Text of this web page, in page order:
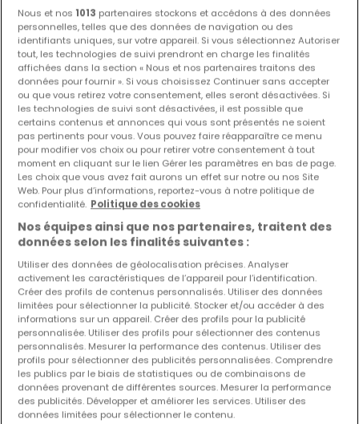
Appartement 1 chambreà louer àEsch-sur-Alzette
1 650 €
68 m² 1 1 1
EXCLUSIVITÉ ATHOME
Nous et nos 1013 partenaires stockons et accédons à des données
personnelles, telles que des données de navigation ou des
identifiants uniques, sur votre appareil. Si vous sélectionnez Autoriser
tout, les technologies de suivi prendront en charge les finalités
affichées dans la section « Nous et nos partenaires traitons des
données pour fournir ». Si vous choisissez Continuer sans accepter
ou que vous retirez votre consentement, elles seront désactivées. Si
les technologies de suivi sont désactivées, il est possible que
certains contenus et annonces qui vous sont présentés ne soient
pas pertinents pour vous. Vous pouvez faire réapparaître ce menu
pour modifier vos choix ou pour retirer votre consentement à tout
moment en cliquant sur le lien Gérer les paramètres en bas de page.
Les choix que vous avez fait aurons un effet sur notre ou nos Site
Web. Pour plus d’informations, reportez-vous à notre politique de
confidentialité. Politique des cookies
Nos équipes ainsi que nos partenaires, traitent des
données selon les finalités suivantes :
Utiliser des données de géolocalisation précises. Analyser
activement les caractéristiques de l’appareil pour l’identification.
Créer des profils de contenus personnalisés. Utiliser des données
limitées pour sélectionner la publicité. Stocker et/ou accéder à des
informations sur un appareil. Créer des profils pour la publicité
personnalisée. Utiliser des profils pour sélectionner des contenus
personnalisés. Mesurer la performance des contenus. Utiliser des
profils pour sélectionner des publicités personnalisées. Comprendre
les publics par le biais de statistiques ou de combinaisons de
données provenant de différentes sources. Mesurer la performance
des publicités. Développer et améliorer les services. Utiliser des
données limitées pour sélectionner le contenu.